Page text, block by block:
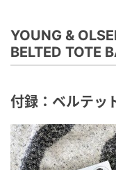
YOUNG &
BELTED TOTE
付録：ベルテッ